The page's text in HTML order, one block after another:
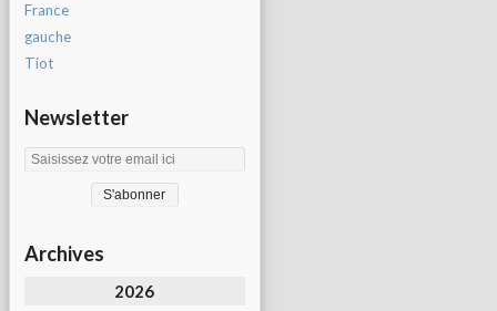
France
gauche
Tiot
Newsletter
Archives
2026